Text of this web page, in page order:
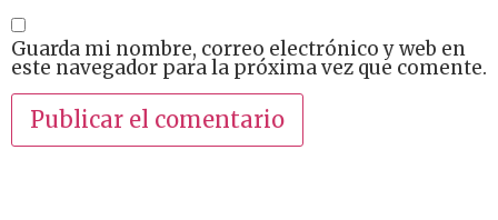
Guarda mi nombre, correo electrónico y web en
este navegador para la próxima vez que comente.